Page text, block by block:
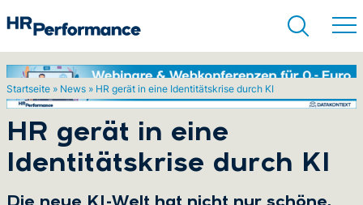
Startseite » News » HR gerät in eine Identitätskrise durch KI
HR gerät in eine
Identitätskrise durch KI